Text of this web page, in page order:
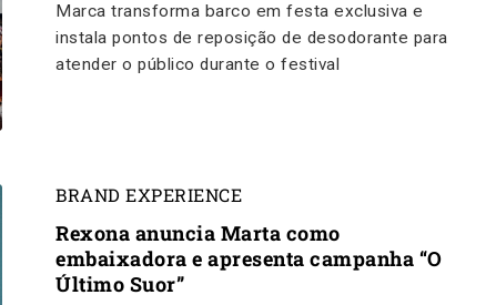
Marca transforma barco em festa exclusiva e
instala pontos de reposição de desodorante para
atender o público durante o festival
BRAND EXPERIENCE
Rexona anuncia Marta como
embaixadora e apresenta campanha “O
Último Suor”